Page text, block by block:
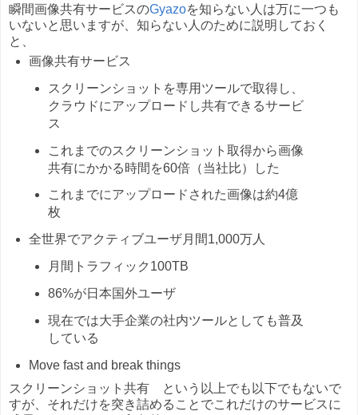
瞬間画像共有サービスのGyazoを知らない人は万に一つも
いないと思いますが、知らない人のために説明しておく
と、
画像共有サービス
スクリーンショットを専用ツールで取得し、
クラウドにアップロードし共有できるサービ
ス
これまでのスクリーンショット取得から画像
共有にかかる時間を60倍（当社比）した
これまでにアップロードされた画像は約4億
枚
全世界でアクティブユーザ月間1,000万人
月間トラフィック100TB
86%が日本国外ユーザ
現在では大手企業の社内ツールとしても普及
している
Move fast and break things
スクリーンショット共有 という以上でも以下でもないで
すが、それだけを突き詰めることでこれだけのサービスに